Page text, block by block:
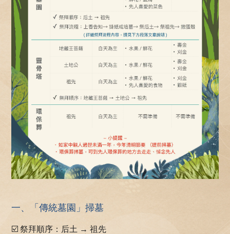
一、「傳統墓園」掃墓
☑️ 祭拜順序：后土 → 祖先